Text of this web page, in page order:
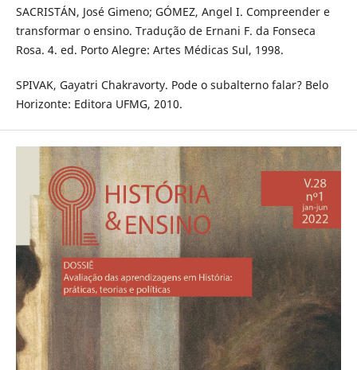
SACRISTÁN, José Gimeno; GÓMEZ, Angel I. Compreender e
transformar o ensino. Tradução de Ernani F. da Fonseca
Rosa. 4. ed. Porto Alegre: Artes Médicas Sul, 1998.
SPIVAK, Gayatri Chakravorty. Pode o subalterno falar? Belo
Horizonte: Editora UFMG, 2010.